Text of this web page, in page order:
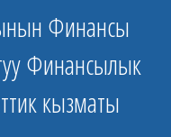
Финансы
Финансылык
кызматы